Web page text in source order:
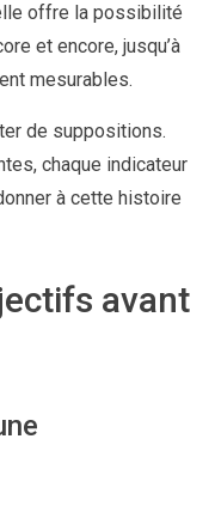
offre la possibilité
et encore, jusqu’à
mesurables.
de suppositions.
chaque indicateur
à cette histoire
avant